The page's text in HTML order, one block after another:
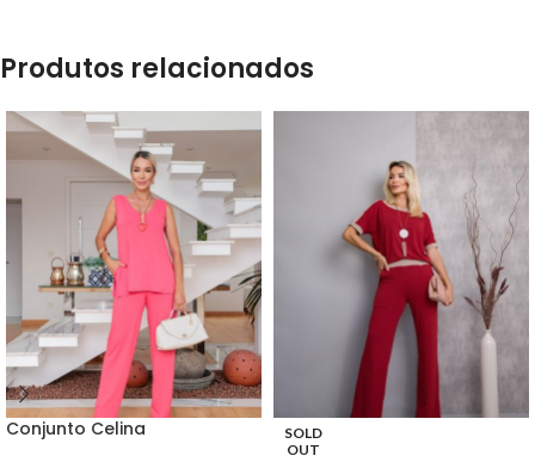
Produtos relacionados
Conjunto Celina
SOLD
OUT